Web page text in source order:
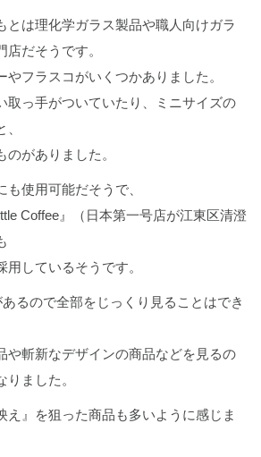
とは理化学ガラス製品や職人向けガラ
だそうです。
やフラスコがいくつかありました。
取っ手がついていたり、ミニサイズの
がありました。
使用可能だそうで、
Coffee』（日本第一号店が江東区清澄
しているそうです。
るので全部をじっくり見ることはでき
や斬新なデザインの商品などを見るの
ました。
え』を狙った商品も多いように感じま